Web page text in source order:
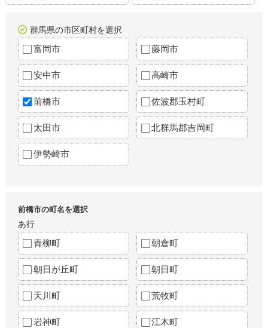
群馬県の市区町村を選択
富岡市 藤岡市
安中市 高崎市
前橋市 佐波郡玉村町
太田市 北群馬郡吉岡町
伊勢崎市
前橋市の町名を選択
あ行
青柳町 朝倉町
朝日が丘町 朝日町
天川町 荒牧町
岩神町 江木町